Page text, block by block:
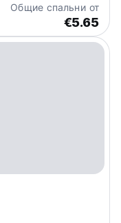
Общие спальни от
€5.65